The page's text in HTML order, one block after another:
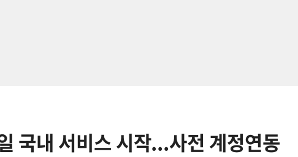
국내 서비스 시작...사전 계정연동